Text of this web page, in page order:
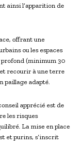
ainsi l’apparition de
offrant une
ou les espaces
(minimum 30
recourir à une terre
paillage adapté.
apprécié est de
les risques
La mise en place
et purins, s’inscrit